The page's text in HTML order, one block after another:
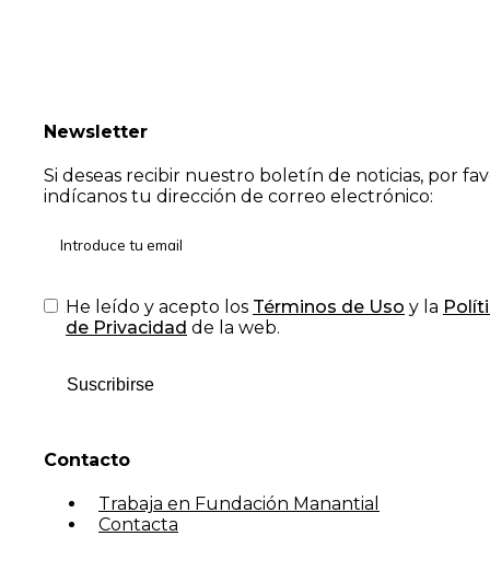
Newsletter
Si deseas recibir nuestro boletín de noticias, por
indícanos tu dirección de correo electrónico:
He leído y acepto los Términos de Uso y la
de Privacidad de la web.
Suscribirse
Contacto
Trabaja en Fundación Manantial
Contacta